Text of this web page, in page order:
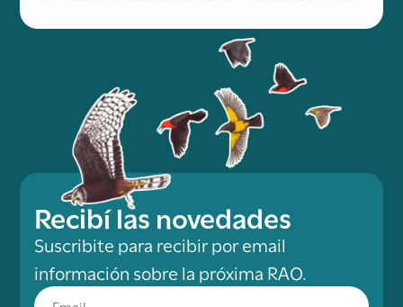
Recibí las novedades
Suscribite para recibir por email
información sobre la próxima RAO.